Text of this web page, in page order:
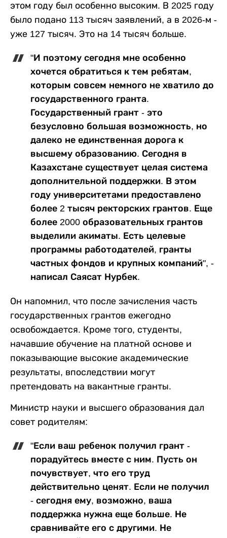
этом году был особенно высоким. В 2025 году
было подано 113 тысяч заявлений, а в 2026-м -
уже 127 тысяч. Это на 14 тысяч больше.
"И поэтому сегодня мне особенно
хочется обратиться к тем ребятам,
которым совсем немного не хватило до
государственного гранта.
Государственный грант - это
безусловно большая возможность, но
далеко не единственная дорога к
высшему образованию. Сегодня в
Казахстане существует целая система
дополнительной поддержки. В этом
году университетами предоставлено
более 2 тысяч ректорских грантов. Еще
более 2000 образовательных грантов
выделили акиматы. Есть целевые
программы работодателей, гранты
частных фондов и крупных компаний", -
написал Саясат Нурбек.
Он напомнил, что после зачисления часть
государственных грантов ежегодно
освобождается. Кроме того, студенты,
начавшие обучение на платной основе и
показывающие высокие академические
результаты, впоследствии могут
претендовать на вакантные гранты.
Министр науки и высшего образования дал
совет родителям:
"Если ваш ребенок получил грант -
порадуйтесь вместе с ним. Пусть он
почувствует, что его труд
действительно ценят. Если не получил
- сегодня ему, возможно, ваша
поддержка нужна еще больше. Не
сравнивайте его с другими. Не